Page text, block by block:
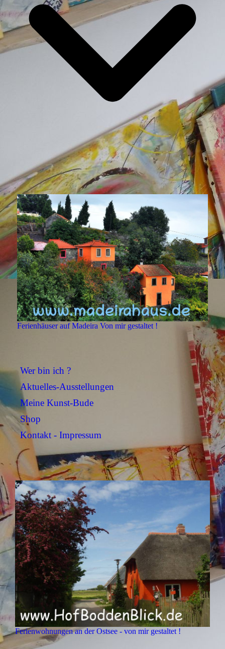
Ferienhäuser auf Madeira Von mir gestaltet !
Wer bin ich ?
Aktuelles-Ausstellungen
Meine Kunst-Bude
Shop
Kontakt - Impressum
Ferienwohnungen an der Ostsee - von mir gestaltet !